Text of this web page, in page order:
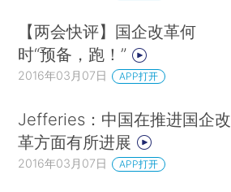
【两会快评】国企改革何
时“预备，跑！”
2016年03月07日 APP打开
Jefferies：中国在推进国企改
革方面有所进展
2016年03月07日 APP打开